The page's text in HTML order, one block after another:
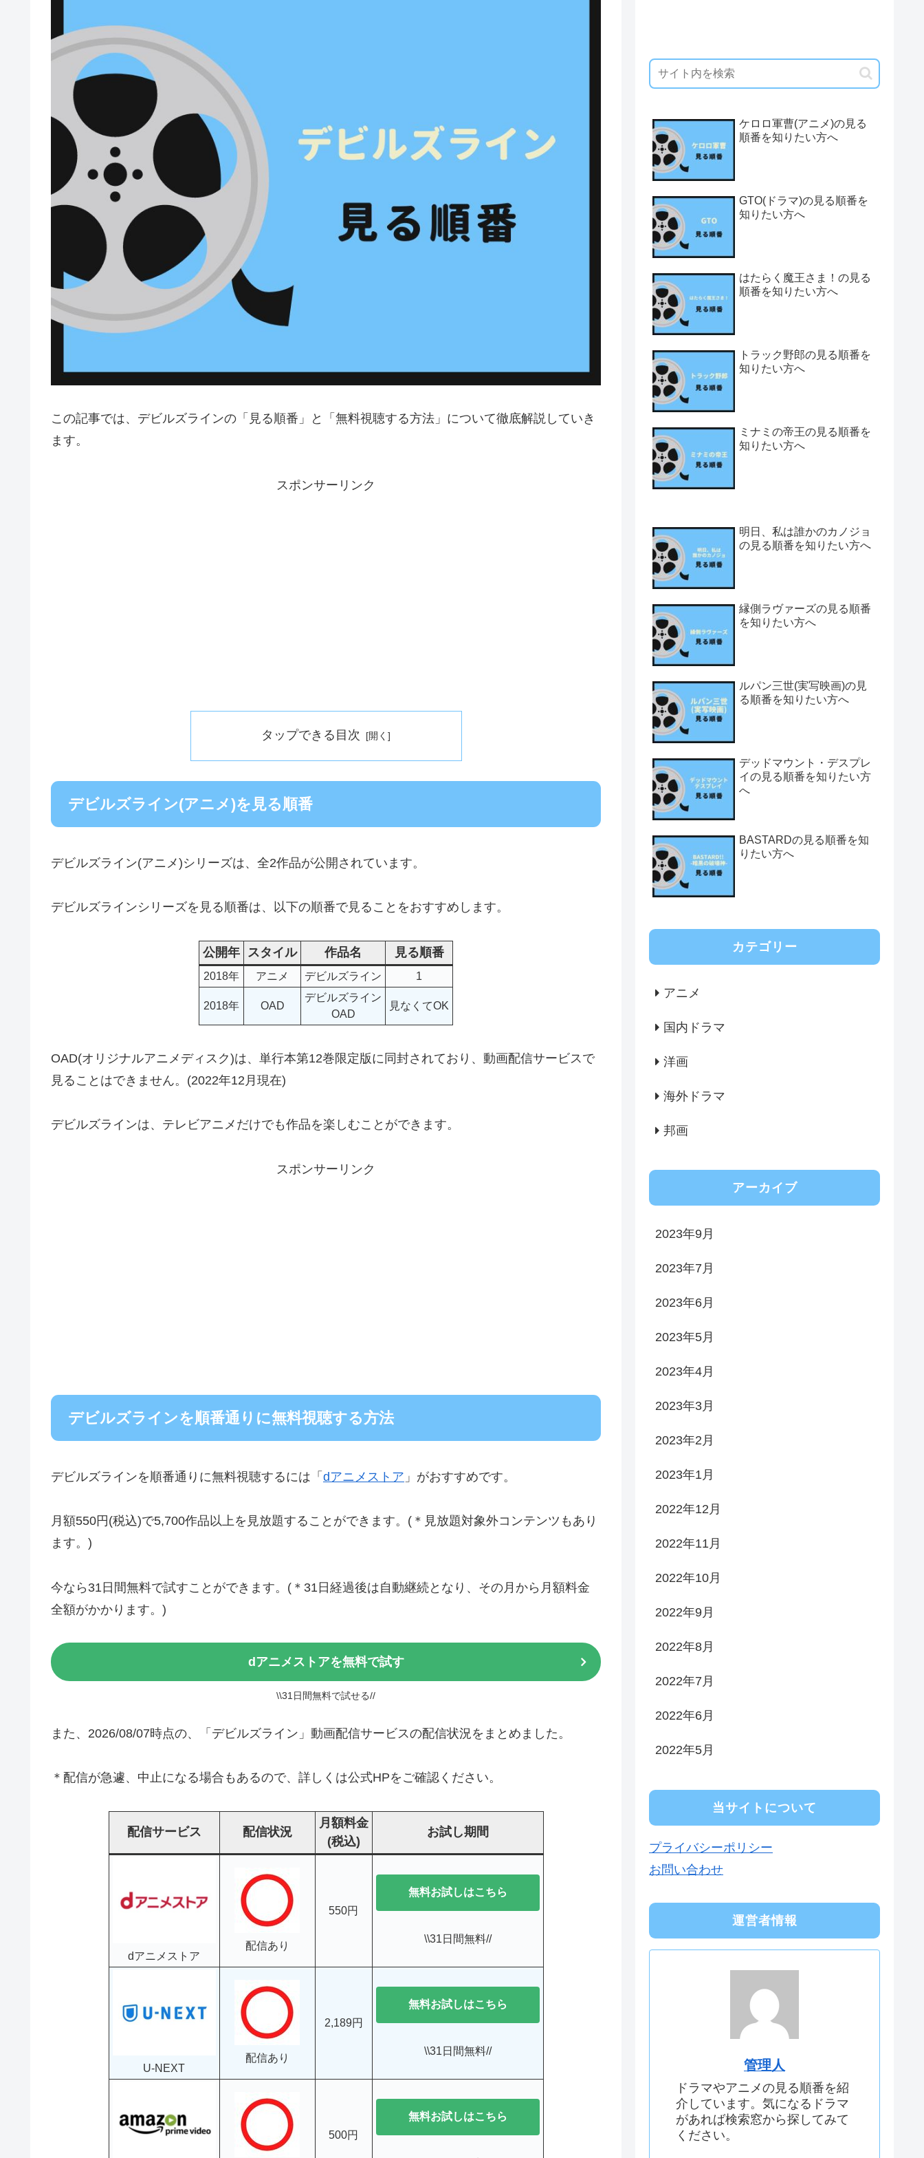
この記事では、デビルズラインの「見る順番」と「無料視聴する方法」について徹底解説していき
ます。
スポンサーリンク
タップできる目次
デビルズライン(アニメ)を見る順番
デビルズライン(アニメ)シリーズは、全2作品が公開されています。
デビルズラインシリーズを見る順番は、以下の順番で見ることをおすすめします。
公開年 スタイル 作品名 見る順番
2018年 アニメ デビルズライン 1
2018年 OAD
デビルズライン
OAD
見なくてOK
OAD(オリジナルアニメディスク)は、単行本第12巻限定版に同封されており、動画配信サービスで
見ることはできません。(2022年12月現在)
デビルズラインは、テレビアニメだけでも作品を楽しむことができます。
スポンサーリンク
デビルズラインを順番通りに無料視聴する方法
デビルズラインを順番通りに無料視聴するには「 dアニメストア 」がおすすめです。
月額550円(税込)で5,700作品以上を見放題することができます。(＊見放題対象外コンテンツもあり
ます。)
今なら31日間無料で試すことができます。(＊31日経過後は自動継続となり、その月から月額料金
全額がかかります。)
dアニメストアを無料で試す
\\31日間無料で試せる//
また、2026/08/07時点の、「デビルズライン」動画配信サービスの配信状況をまとめました。
＊配信が急遽、中止になる場合もあるので、詳しくは公式HPをご確認ください。
配信サービス 配信状況
月額料金
(税込)
お試し期間
dアニメストア
配信あり
550円
無料お試しはこちら
\\31日間無料//
U-NEXT
配信あり
2,189円
無料お試しはこちら
\\31日間無料//
500円
無料お試しはこちら
ケロロ軍曹(アニメ)の見る
順番を知りたい方へ
GTO(ドラマ)の見る順番を
知りたい方へ
はたらく魔王さま！の見る
順番を知りたい方へ
トラック野郎の見る順番を
知りたい方へ
ミナミの帝王の見る順番を
知りたい方へ
明日、私は誰かのカノジョ
の見る順番を知りたい方へ
縁側ラヴァーズの見る順番
を知りたい方へ
ルパン三世(実写映画)の見
る順番を知りたい方へ
デッドマウント・デスプレ
イの見る順番を知りたい方
へ
BASTARDの見る順番を知
りたい方へ
カテゴリー
アニメ
国内ドラマ
洋画
海外ドラマ
邦画
アーカイブ
2023年9月
2023年7月
2023年6月
2023年5月
2023年4月
2023年3月
2023年2月
2023年1月
2022年12月
2022年11月
2022年10月
2022年9月
2022年8月
2022年7月
2022年6月
2022年5月
当サイトについて
プライバシーポリシー
お問い合わせ
運営者情報
管理人
ドラマやアニメの見る順番を紹
介しています。気になるドラマ
があれば検索窓から探してみて
ください。